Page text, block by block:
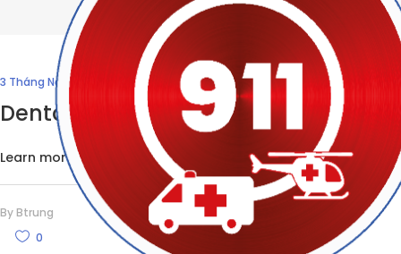
3 Tháng Năm, 2017
Dental Clinic
Learn more
By Btrung
0